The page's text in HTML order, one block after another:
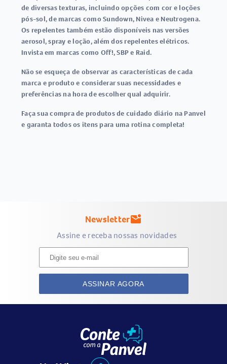
de diversas texturas, incluindo opções com cor e loções
pós-sol, de marcas como Sundown, Nivea e Neutrogena.
Os repelentes também estão disponíveis nas versões
aerosol, spray e loção, além dos repelentes elétricos.
Invista em marcas como Off!, SBP e Raid.
Não se esqueça de observar as características de cada
marca e produto e considerar suas necessidades e
preferências na hora de escolher qual adquirir.
Faça sua compra de produtos de cuidado diário na Panvel
e garanta todos os itens para uma rotina completa!
Newslettermark_email_unread
Assine e receba nossas novidades
ASSINAR AGORA